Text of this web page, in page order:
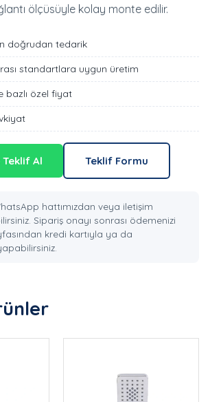
ölçüsüyle kolay monte edilir.
doğrudan tedarik
standartlara uygun üretim
bazlı özel fiyat
Al Teklif Formu
hattımızdan veya iletişim
Sipariş onayı sonrası ödemenizi
kredi kartıyla ya da